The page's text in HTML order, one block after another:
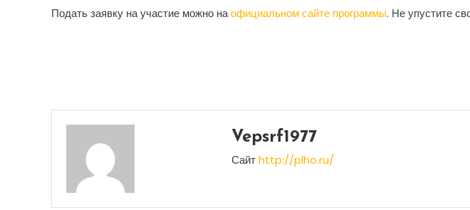
Подать заявку на участие можно наофициальном сайте программы. Не упустите
Vepsrf1977
Сайт http://plho.ru/